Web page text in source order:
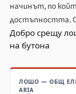
начинът, по
достъпността.
Добро срещу
на бутона
ЛОШО — ОБЩ
ARIA